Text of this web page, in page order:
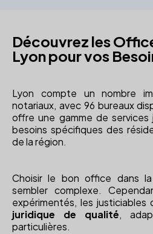
Découvrez les
Lyon pour vos
Lyon compte un nombre
notariaux, avec 96 bureaux
offre une gamme de services
besoins spécifiques des
de la région.
Choisir le bon office dans
sembler complexe.
expérimentés, les justiciables
juridique de qualité,
particulières.